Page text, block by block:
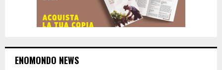
ENOMONDO NEWS